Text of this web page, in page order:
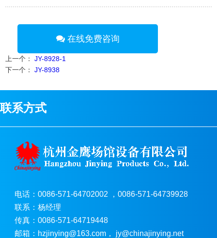
在线免费咨询
上一个：JY-8928-1
下一个：JY-8938
联系方式
电话：0086-571-64702002 ，0086-571-64739928
联系：杨经理
传真：0086-571-64719448
邮箱：hzjinying@163.com， jy@chinajinying.net